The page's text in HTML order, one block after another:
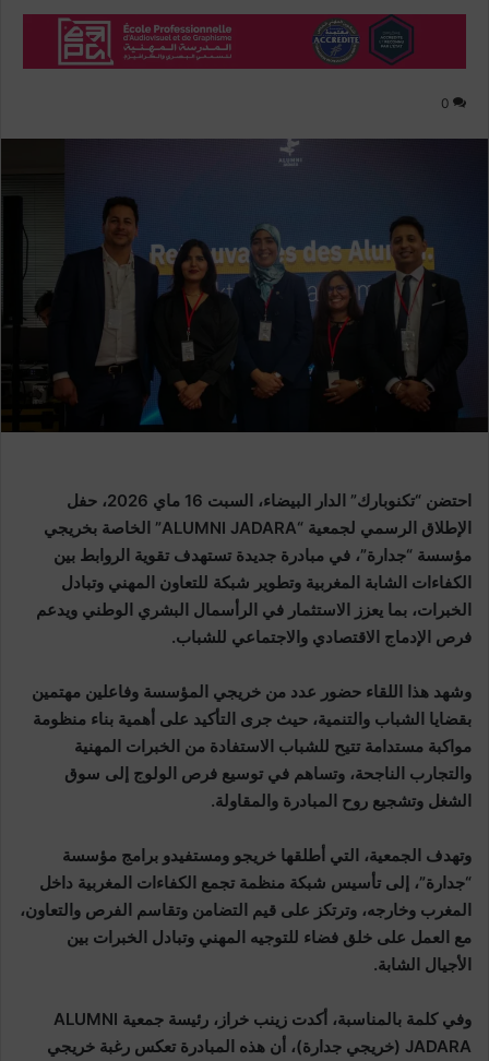
0
احتضن “تكنوبارك” الدار البيضاء، السبت 16 ماي 2026، حفل
الإطلاق الرسمي لجمعية “ALUMNI JADARA” الخاصة بخريجي
مؤسسة “جدارة”، في مبادرة جديدة تستهدف تقوية الروابط بين
الكفاءات الشابة المغربية وتطوير شبكة للتعاون المهني وتبادل
الخبرات، بما يعزز الاستثمار في الرأسمال البشري الوطني ويدعم
فرص الإدماج الاقتصادي والاجتماعي للشباب.
وشهد هذا اللقاء حضور عدد من خريجي المؤسسة وفاعلين مهتمين
بقضايا الشباب والتنمية، حيث جرى التأكيد على أهمية بناء منظومة
مواكبة مستدامة تتيح للشباب الاستفادة من الخبرات المهنية
والتجارب الناجحة، وتساهم في توسيع فرص الولوج إلى سوق
الشغل وتشجيع روح المبادرة والمقاولة.
وتهدف الجمعية، التي أطلقها خريجو ومستفيدو برامج مؤسسة
“جدارة”، إلى تأسيس شبكة منظمة تجمع الكفاءات المغربية داخل
المغرب وخارجه، وترتكز على قيم التضامن وتقاسم الفرص والتعاون،
مع العمل على خلق فضاء للتوجيه المهني وتبادل الخبرات بين
الأجيال الشابة.
وفي كلمة بالمناسبة، أكدت زينب خراز، رئيسة جمعية ALUMNI
JADARA (خريجي جدارة)، أن هذه المبادرة تعكس رغبة خريجي